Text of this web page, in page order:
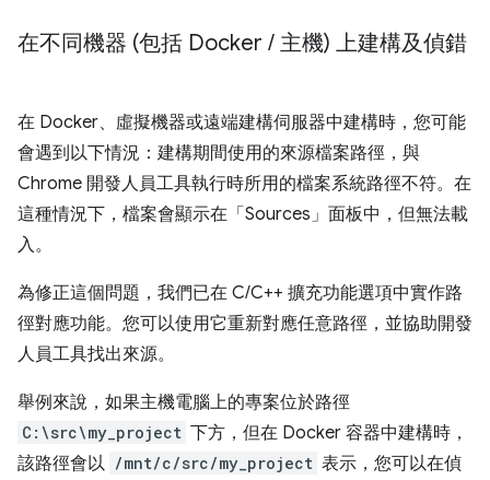
在不同機器 (包括 Docker / 主機) 上建構及偵錯
在 Docker、虛擬機器或遠端建構伺服器中建構時，您可能
會遇到以下情況：建構期間使用的來源檔案路徑，與
Chrome 開發人員工具執行時所用的檔案系統路徑不符。在
這種情況下，檔案會顯示在「Sources」 面板中，但無法載
入。
為修正這個問題，我們已在 C/C++ 擴充功能選項中實作路
徑對應功能。您可以使用它重新對應任意路徑，並協助開發
人員工具找出來源。
舉例來說，如果主機電腦上的專案位於路徑
C:\src\my_project 下方，但在 Docker 容器中建構時，
該路徑會以 /mnt/c/src/my_project 表示，您可以在偵